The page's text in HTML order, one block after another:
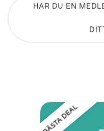
HAR DU EN
BÄSTA DEAL